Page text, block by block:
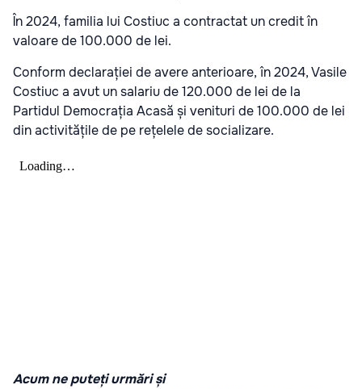
În 2024, familia lui Costiuc a contractat un credit în
valoare de 100.000 de lei.
Conform declarației de avere anterioare, în 2024, Vasile
Costiuc a avut un salariu de 120.000 de lei de la
Partidul Democrația Acasă și venituri de 100.000 de lei
din activitățile de pe rețelele de socializare.
Acum ne puteți urmări și